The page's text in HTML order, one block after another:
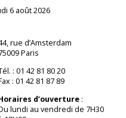
6 août 2026
rue d’Amsterdam
Paris
: 01 42 81 80 20
: 01 42 81 87 89
d’ouverture:
lundi au vendredi de 7H30